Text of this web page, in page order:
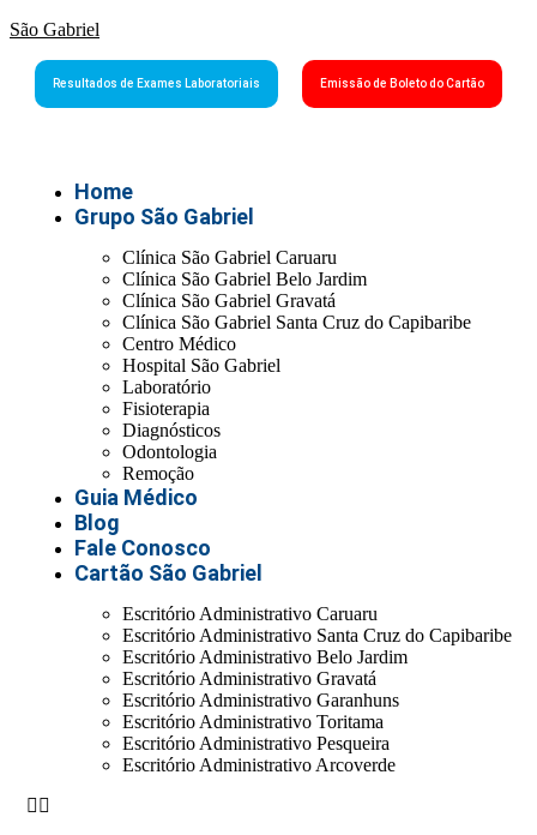
São Gabriel
Resultados de Exames Laboratoriais Emissão de Boleto do Cartão
Home
Grupo São Gabriel
Clínica São Gabriel Caruaru
Clínica São Gabriel Belo Jardim
Clínica São Gabriel Gravatá
Clínica São Gabriel Santa Cruz do Capibaribe
Centro Médico
Hospital São Gabriel
Laboratório
Fisioterapia
Diagnósticos
Odontologia
Remoção
Guia Médico
Blog
Fale Conosco
Cartão São Gabriel
Escritório Administrativo Caruaru
Escritório Administrativo Santa Cruz do Capibaribe
Escritório Administrativo Belo Jardim
Escritório Administrativo Gravatá
Escritório Administrativo Garanhuns
Escritório Administrativo Toritama
Escritório Administrativo Pesqueira
Escritório Administrativo Arcoverde